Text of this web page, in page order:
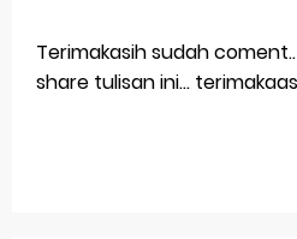
Terimakasih sudah
share tulisan ini...